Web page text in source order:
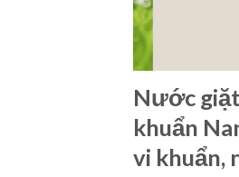
Nước
khuẩn
vi khuẩn,